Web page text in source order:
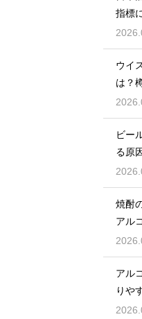
指標
説
ウイ
は？
成分
ビー
る原
解説
焼酎
アル
やか
アル
りや
アセ